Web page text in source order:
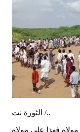
الثورة نت /..